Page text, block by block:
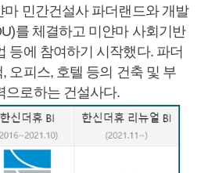
마 민간건설사 파더랜드와 개발
를 체결하고 미얀마 사회기반
등에 참여하기 시작했다. 파더
오피스, 호텔 등의 건축 및 부
으로하는 건설사다.